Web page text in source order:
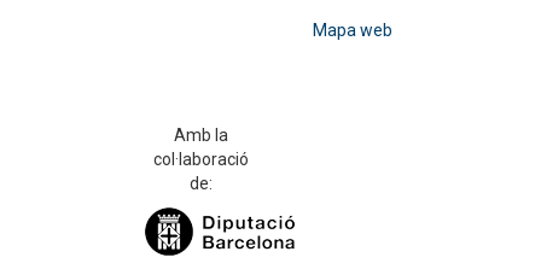
Mapa web
Amb la
col·laboració
de: